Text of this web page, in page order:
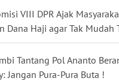
VIII DPR Ajak
Dana Haji agar Tak Mudah
Tantang Pol Ananto
Jangan Pura-Pura Buta !